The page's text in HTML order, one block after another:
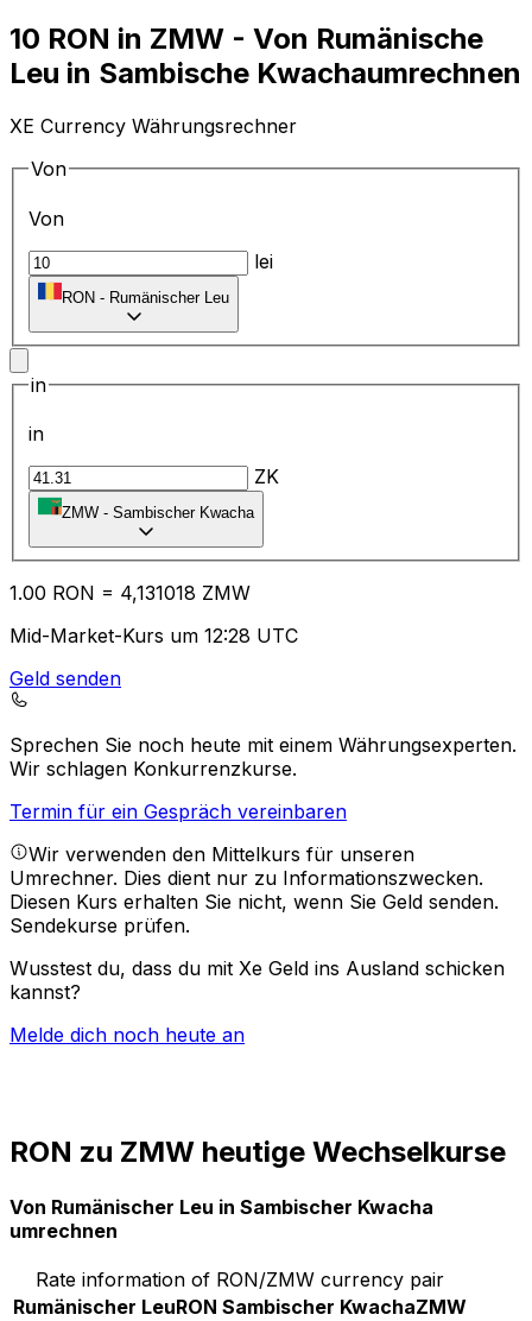
10 RON in ZMW - Von Rumänische
Leu in Sambische Kwachaumrechnen
XE Currency Währungsrechner
Von
Von
lei
RON - Rumänischer Leu
in
in
ZK
ZMW - Sambischer Kwacha
1.00 RON = 4,131018 ZMW
Mid-Market-Kurs um 12:28 UTC
Geld senden
Sprechen Sie noch heute mit einem Währungsexperten.
Wir schlagen Konkurrenzkurse.
Termin für ein Gespräch vereinbaren
Wir verwenden den Mittelkurs für unseren
Umrechner. Dies dient nur zu Informationszwecken.
Diesen Kurs erhalten Sie nicht, wenn Sie Geld senden.
Sendekurse prüfen.
Wusstest du, dass du mit Xe Geld ins Ausland schicken
kannst?
Melde dich noch heute an
RON zu ZMW heutige Wechselkurse
Von Rumänischer Leu in Sambischer Kwacha
umrechnen
Rate information of RON/ZMW currency pair
Rumänischer LeuRON Sambischer KwachaZMW